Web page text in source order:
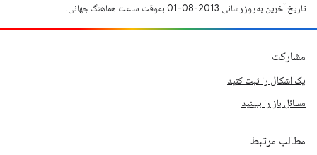
تاریخ آخرین به‌روزرسانی 2013-08-01 به‌وقت ساعت هماهنگ جهانی.
مشارکت
یک اشکال را ثبت کنید
مسائل باز را ببینید
مطالب مرتبط